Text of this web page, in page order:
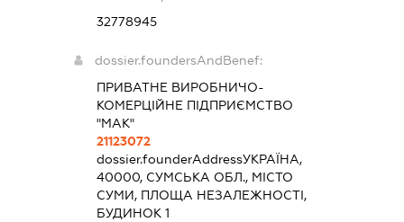
32778945
dossier.foundersAndBenef:
ПРИВАТНЕ ВИРОБНИЧО-
КОМЕРЦІЙНЕ ПІДПРИЄМСТВО
"МАК"
21123072
dossier.founderAddressУКРАЇНА,
40000, СУМСЬКА ОБЛ., МІСТО
СУМИ, ПЛОЩА НЕЗАЛЕЖНОСТІ,
БУДИНОК 1